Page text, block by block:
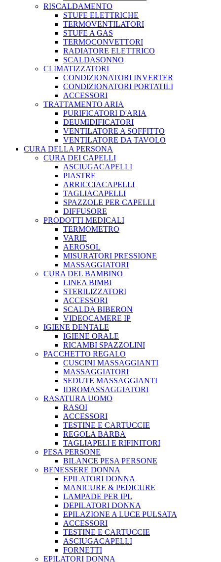
RISCALDAMENTO
STUFE ELETTRICHE
TERMOVENTILATORI
STUFE A GAS
TERMOCONVETTORI
RADIATORE ELETTRICO
SCALDASONNO
CLIMATIZZATORI
CONDIZIONATORI INVERTER
CONDIZIONATORI PORTATILI
ACCESSORI
TRATTAMENTO ARIA
PURIFICATORI D'ARIA
DEUMIDIFICATORI
VENTILATORE A SOFFITTO
VENTILATORE DA TAVOLO
CURA DELLA PERSONA
CURA DEI CAPELLI
ASCIUGACAPELLI
PIASTRE
ARRICCIACAPELLI
TAGLIACAPELLI
SPAZZOLE PER CAPELLI
DIFFUSORE
PRODOTTI MEDICALI
TERMOMETRO
VARIE
AEROSOL
MISURATORI PRESSIONE
MASSAGGIATORI
CURA DEL BAMBINO
LINEA BIMBI
STERILIZZATORI
ACCESSORI
SCALDA BIBERON
VIDEOCAMERE IP
IGIENE DENTALE
IGIENE ORALE
RICAMBI SPAZZOLINI
PACCHETTO REGALO
CUSCINI MASSAGGIANTI
MASSAGGIATORI
SEDUTE MASSAGGIANTI
IDROMASSAGGIATORI
RASATURA UOMO
RASOI
ACCESSORI
TESTINE E CARTUCCIE
REGOLA BARBA
TAGLIAPELI E RIFINITORI
PESA PERSONE
BILANCE PESA PERSONE
BENESSERE DONNA
EPILATORI DONNA
MANICURE & PEDICURE
LAMPADE PER IPL
DEPILATORI DONNA
EPILAZIONE A LUCE PULSATA
ACCESSORI
TESTINE E CARTUCCIE
ASCIUGACAPELLI
FORNETTI
EPILATORI DONNA